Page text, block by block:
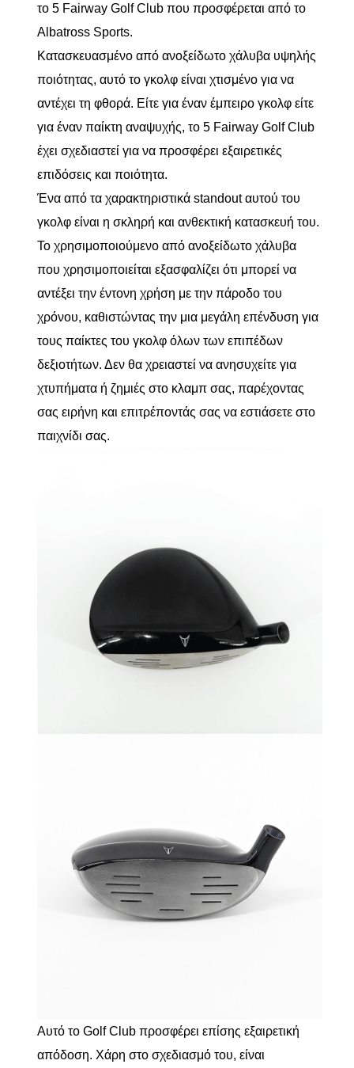
το 5 Fairway Golf Club που προσφέρεται από το
Albatross Sports.
Κατασκευασμένο από ανοξείδωτο χάλυβα υψηλής
ποιότητας, αυτό το γκολφ είναι χτισμένο για να
αντέχει τη φθορά. Είτε για έναν έμπειρο γκολφ είτε
για έναν παίκτη αναψυχής, το 5 Fairway Golf Club
έχει σχεδιαστεί για να προσφέρει εξαιρετικές
επιδόσεις και ποιότητα.
Ένα από τα χαρακτηριστικά standout αυτού του
γκολφ είναι η σκληρή και ανθεκτική κατασκευή του.
Το χρησιμοποιούμενο από ανοξείδωτο χάλυβα
που χρησιμοποιείται εξασφαλίζει ότι μπορεί να
αντέξει την έντονη χρήση με την πάροδο του
χρόνου, καθιστώντας την μια μεγάλη επένδυση για
τους παίκτες του γκολφ όλων των επιπέδων
δεξιοτήτων. Δεν θα χρειαστεί να ανησυχείτε για
χτυπήματα ή ζημιές στο κλαμπ σας, παρέχοντας
σας ειρήνη και επιτρέποντάς σας να εστιάσετε στο
παιχνίδι σας.
Αυτό το Golf Club προσφέρει επίσης εξαιρετική
απόδοση. Χάρη στο σχεδιασμό του, είναι